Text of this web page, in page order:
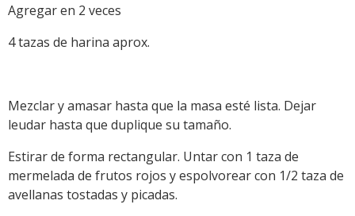
Agregar en 2 veces
4 tazas de harina aprox.
Mezclar y amasar hasta que la masa esté lista. Dejar
leudar hasta que duplique su tamaño.
Estirar de forma rectangular. Untar con 1 taza de
mermelada de frutos rojos y espolvorear con 1/2 taza de
avellanas tostadas y picadas.